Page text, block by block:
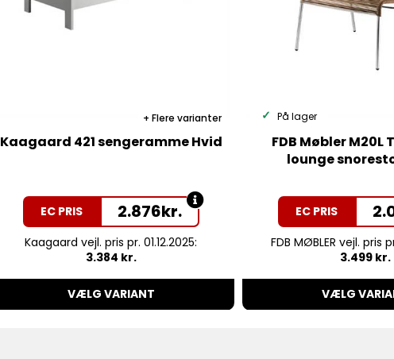
Flere varianter
Kaagaard 421 sengeramme Hvid
EC PRIS 2.876kr.
Kaagaard vejl. pris pr. 01.12.2025:
3.384 kr.
VÆLG VARIANT
På lager
FDB Møbler
lounge
EC PRIS
FDB MØBLER vejl. pris
3.499 kr.
VÆLG